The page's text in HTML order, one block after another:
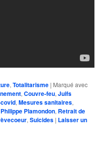
,Totalitarisme | Marqué avec
,Couvre-feu,Juifs
,Mesures sanitaires,
Philippe Plamondon, Retrait de
,Suicides | Laisser un